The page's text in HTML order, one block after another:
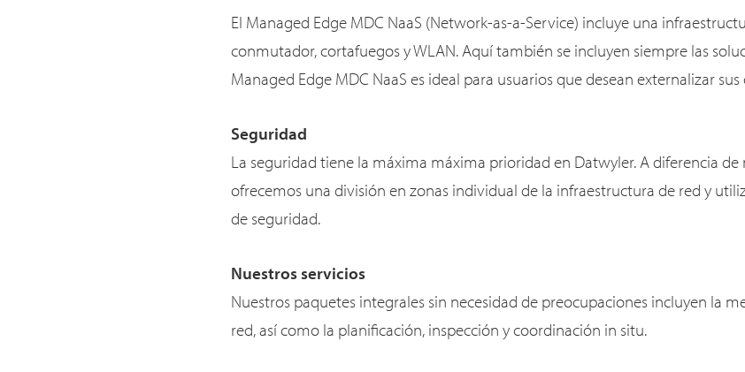
El Managed Edge MDC NaaS (Network-as-a-Service) incluye una
conmutador, cortafuegos y WLAN. Aquí también se incluyen siempre las
Managed Edge MDC NaaS es ideal para usuarios que desean externalizar
Seguridad
La seguridad tiene la máxima máxima prioridad en Datwyler. A diferencia
ofrecemos una división en zonas individual de la infraestructura de red y
de seguridad.
Nuestros servicios
Nuestros paquetes integrales sin necesidad de preocupaciones incluyen la
red, así como la planificación, inspección y coordinación in situ.